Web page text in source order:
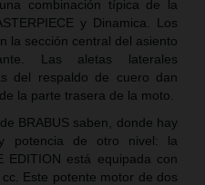
combinación típica de la
y Dinamica. Los
la sección central del asiento
Las aletas laterales
del respaldo de cuero dan
la parte trasera de la moto.
BRABUS saben, donde hay
potencia de otro nivel: la
EDITION está equipada con
Este potente motor de dos